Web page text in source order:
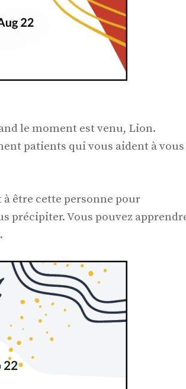
le moment est venu, Lion.
patients qui vous aident à vous
être cette personne pour
précipiter. Vous pouvez